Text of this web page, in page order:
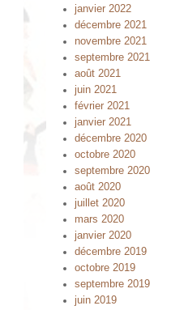
janvier 2022
décembre 2021
novembre 2021
septembre 2021
août 2021
juin 2021
février 2021
janvier 2021
décembre 2020
octobre 2020
septembre 2020
août 2020
juillet 2020
mars 2020
janvier 2020
décembre 2019
octobre 2019
septembre 2019
juin 2019